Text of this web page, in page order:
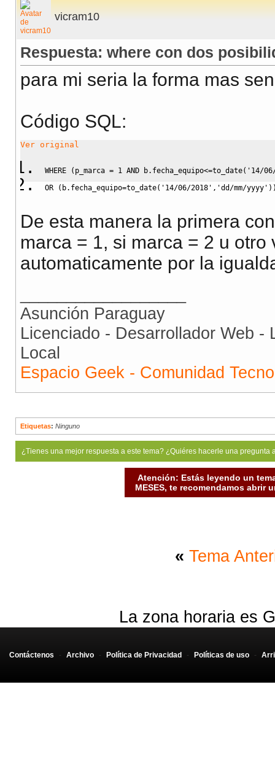
vicram10
Respuesta: where con dos
para mi seria la forma mas
Código SQL:
Ver original
WHERE ( p_marca = 1 AND b. fecha_equipo<=to_date( '14/
OR
( b. fecha_equipo=to_date( '14/06/2018' , 'dd/mm/yyyy' )
De esta manera la primera
marca = 1, si marca = 2 u
automaticamente por la
Asunción Paraguay
Licenciado - Desarrollador Web -
Local
Espacio Geek - Comunidad
Etiquetas: Ninguno
¿Tienes una mejor respuesta a este tema? ¿Quiéres hacerle una
Atención: Estás leyendo un
MESES, te recomendamos abrir
« Tema
La zona horaria es
Contáctenos - Archivo - Política de Privacidad - Políticas de uso -